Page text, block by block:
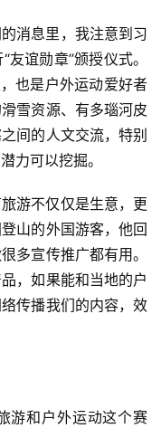
消息里，我注意到习
谊勋章”颁授仪式。
也是户外运动爱好者
雪资源、有多瑙河皮
间的人文交流，特别
力可以挖掘。
游不仅仅是生意，更
山的外国游客，他回
多宣传推广都有用。
，如果能和当地的户
传播我们的内容，效
游和户外运动这个赛